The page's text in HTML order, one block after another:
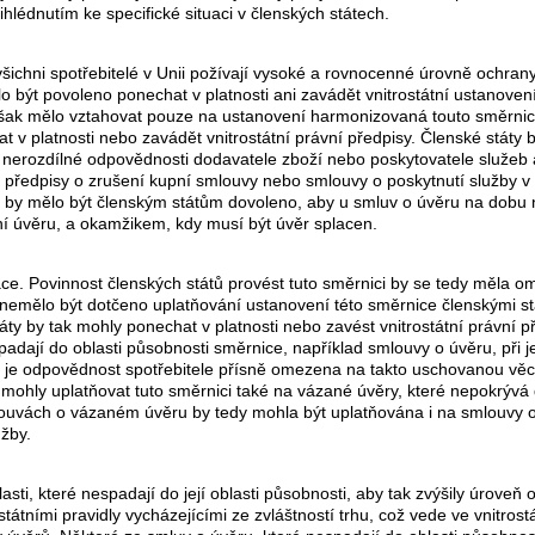
ke specifické situaci v členských státech.
spotřebitelé v Unii požívají vysoké a rovnocenné úrovně
být povoleno ponechat v platnosti ani zavádět vnitrostátní
mělo vztahovat pouze na ustanovení harmonizovaná touto
v platnosti nebo zavádět vnitrostátní právní předpisy. Členské státy
odpovědnosti dodavatele zboží nebo poskytovatele
o zrušení kupní smlouvy nebo smlouvy o poskytnutí služby
mělo být členským státům dovoleno, aby u smluv o úvěru na
a okamžikem, kdy musí být úvěr splacen.
Povinnost členských států provést tuto směrnici by se tedy měla
být dotčeno uplatňování ustanovení této směrnice členskými
by tak mohly ponechat v platnosti nebo zavést vnitrostátní právní
do oblasti působnosti směrnice, například smlouvy o úvěru, při
odpovědnost spotřebitele přísně omezena na takto uschovanou
uplatňovat tuto směrnici také na vázané úvěry, které
o vázaném úvěru by tedy mohla být uplatňována i na smlouvy
které nespadají do její oblasti působnosti, aby tak zvýšily úroveň
pravidly vycházejícími ze zvláštností trhu, což vede ve